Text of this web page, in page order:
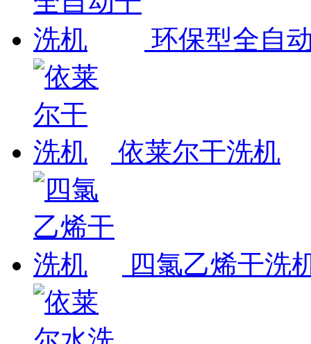
环保型全自
依莱尔干洗机
四氯乙烯干洗